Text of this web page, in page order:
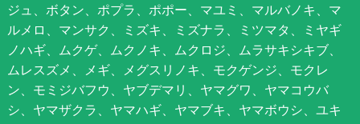
ジュ、ボタン、ポプラ、ポポー、マユミ、マルバノキ、マ
ルメロ、マンサク、ミズキ、ミズナラ、ミツマタ、ミヤギ
ノハギ、ムクゲ、ムクノキ、ムクロジ、ムラサキシキブ、
ムレスズメ、メギ、メグスリノキ、モクゲンジ、モクレ
ン、モミジバフウ、ヤブデマリ、ヤマグワ、ヤマコウバ
シ、ヤマザクラ、ヤマハギ、ヤマブキ、ヤマボウシ、ユキ